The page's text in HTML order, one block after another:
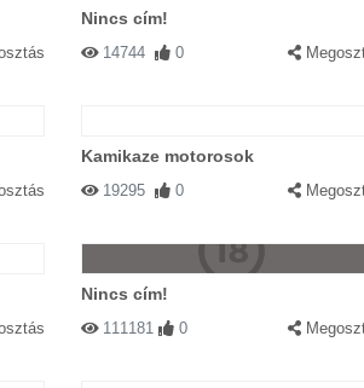
Nincs cím!
14744 0
Kamikaze motorosok
19295 0
Nincs cím!
111181 0